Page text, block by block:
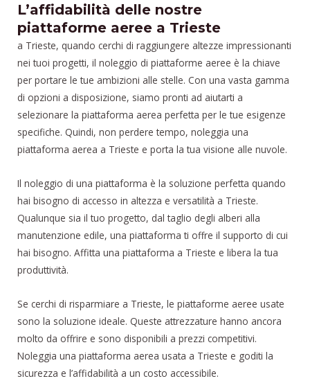
L’affidabilità delle nostre
piattaforme aeree a Trieste
a Trieste, quando cerchi di raggiungere altezze impressionanti
nei tuoi progetti, il noleggio di piattaforme aeree è la chiave
per portare le tue ambizioni alle stelle. Con una vasta gamma
di opzioni a disposizione, siamo pronti ad aiutarti a
selezionare la piattaforma aerea perfetta per le tue esigenze
specifiche. Quindi, non perdere tempo, noleggia una
piattaforma aerea a Trieste e porta la tua visione alle nuvole.
Il noleggio di una piattaforma è la soluzione perfetta quando
hai bisogno di accesso in altezza e versatilità a Trieste.
Qualunque sia il tuo progetto, dal taglio degli alberi alla
manutenzione edile, una piattaforma ti offre il supporto di cui
hai bisogno. Affitta una piattaforma a Trieste e libera la tua
produttività.
Se cerchi di risparmiare a Trieste, le piattaforme aeree usate
sono la soluzione ideale. Queste attrezzature hanno ancora
molto da offrire e sono disponibili a prezzi competitivi.
Noleggia una piattaforma aerea usata a Trieste e goditi la
sicurezza e l’affidabilità a un costo accessibile.